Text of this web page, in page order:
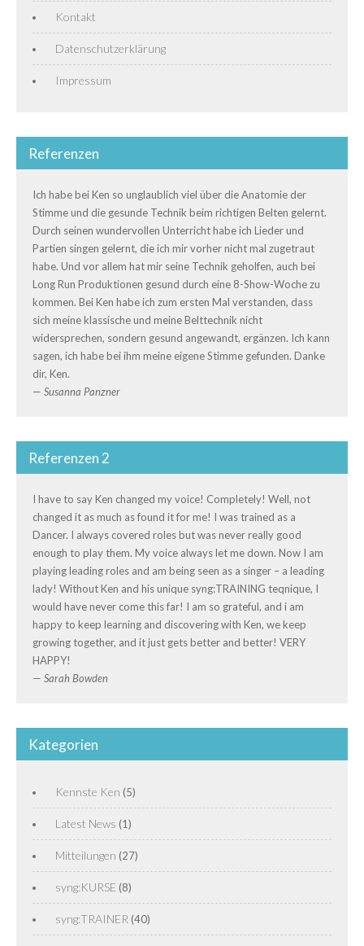
Kontakt
Datenschutzerklärung
Impressum
Referenzen
Ich habe bei Ken so unglaublich viel über die Anatomie der
Stimme und die gesunde Technik beim richtigen Belten gelernt.
Durch seinen wundervollen Unterricht habe ich Lieder und
Partien singen gelernt, die ich mir vorher nicht mal zugetraut
habe. Und vor allem hat mir seine Technik geholfen, auch bei
Long Run Produktionen gesund durch eine 8-Show-Woche zu
kommen. Bei Ken habe ich zum ersten Mal verstanden, dass
sich meine klassische und meine Belttechnik nicht
widersprechen, sondern gesund angewandt, ergänzen. Ich kann
sagen, ich habe bei ihm meine eigene Stimme gefunden. Danke
dir, Ken.
— Susanna Panzner
Referenzen 2
I have to say Ken changed my voice! Completely! Well, not
changed it as much as found it for me! I was trained as a
Dancer. I always covered roles but was never really good
enough to play them. My voice always let me down. Now I am
playing leading roles and am being seen as a singer – a leading
lady! Without Ken and his unique syng:TRAINING teqnique, I
would have never come this far! I am so grateful, and i am
happy to keep learning and discovering with Ken, we keep
growing together, and it just gets better and better! VERY
HAPPY!
— Sarah Bowden
Kategorien
Kennste Ken (5)
Latest News (1)
Mitteilungen (27)
syng:KURSE (8)
syng:TRAINER (40)